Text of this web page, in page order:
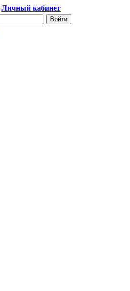
Личный кабинет